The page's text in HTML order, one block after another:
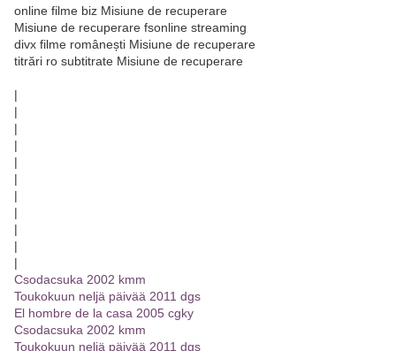
online filme biz Misiune de recuperare
Misiune de recuperare fsonline streaming
divx filme românești Misiune de recuperare
titrări ro subtitrate Misiune de recuperare
|
|
|
|
|
|
|
|
|
|
|
Csodacsuka 2002 kmm
Toukokuun neljä päivää 2011 dgs
El hombre de la casa 2005 cgky
Csodacsuka 2002 kmm
Toukokuun neljä päivää 2011 dgs